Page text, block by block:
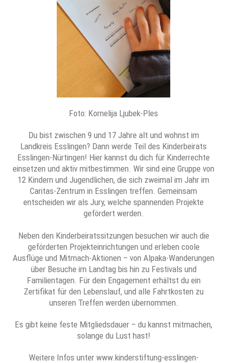
Foto: Kornelija Ljubek-Ples
Du bist zwischen 9 und 17 Jahre alt und wohnst im
Landkreis Esslingen? Dann werde Teil des Kinderbeirats
Esslingen-Nürtingen! Hier kannst du dich für Kinderrechte
einsetzen und aktiv mitbestimmen. Wir sind eine Gruppe von
12 Kindern und Jugendlichen, die sich zweimal im Jahr im
Caritas-Zentrum in Esslingen treffen. Gemeinsam
entscheiden wir als Jury, welche spannenden Projekte
gefördert werden.
Neben den Kinderbeiratssitzungen besuchen wir auch die
geförderten Projekteinrichtungen und erleben coole
Ausflüge und Mitmach-Aktionen – von Alpaka-Wanderungen
über Besuche im Landtag bis hin zu Festivals und
Familientagen. Für dein Engagement erhältst du ein
Zertifikat für den Lebenslauf, und alle Fahrtkosten zu
unseren Treffen werden übernommen.
Es gibt keine feste Mitgliedsdauer – du kannst mitmachen,
solange du Lust hast!
Weitere Infos unter www.kinderstiftung-esslingen-